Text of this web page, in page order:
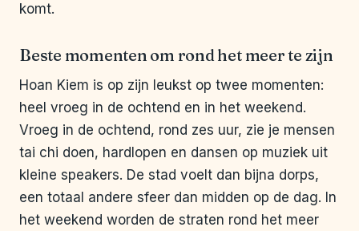
komt.
Beste momenten om rond het meer te zijn
Hoan Kiem is op zijn leukst op twee momenten:
heel vroeg in de ochtend en in het weekend.
Vroeg in de ochtend, rond zes uur, zie je mensen
tai chi doen, hardlopen en dansen op muziek uit
kleine speakers. De stad voelt dan bijna dorps,
een totaal andere sfeer dan midden op de dag. In
het weekend worden de straten rond het meer